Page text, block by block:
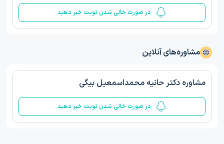
در صورت خالی شدن نوبت خبر دهید
مشاوره‌های آنلاین
مشاوره دکتر حانیه محمداسمعیل بیگی
در صورت خالی شدن نوبت خبر دهید